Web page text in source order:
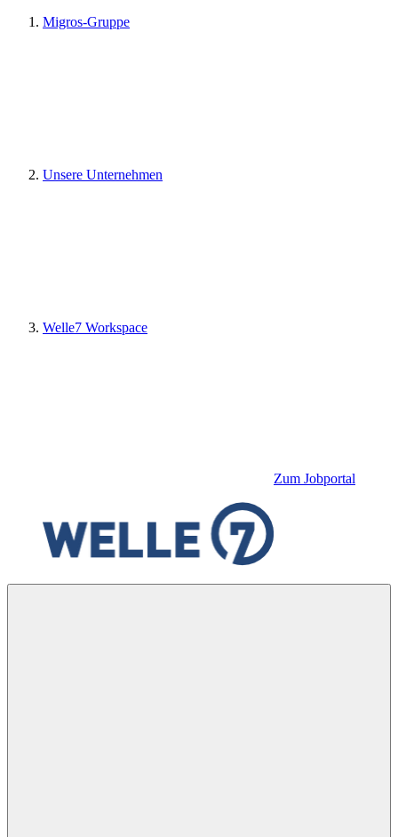
Migros-Gruppe
Unsere Unternehmen
Welle7 Workspace
Zum Jobportal